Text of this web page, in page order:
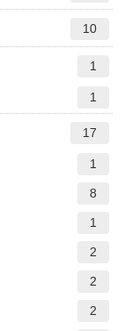
10
1
1
17
1
8
1
2
2
2